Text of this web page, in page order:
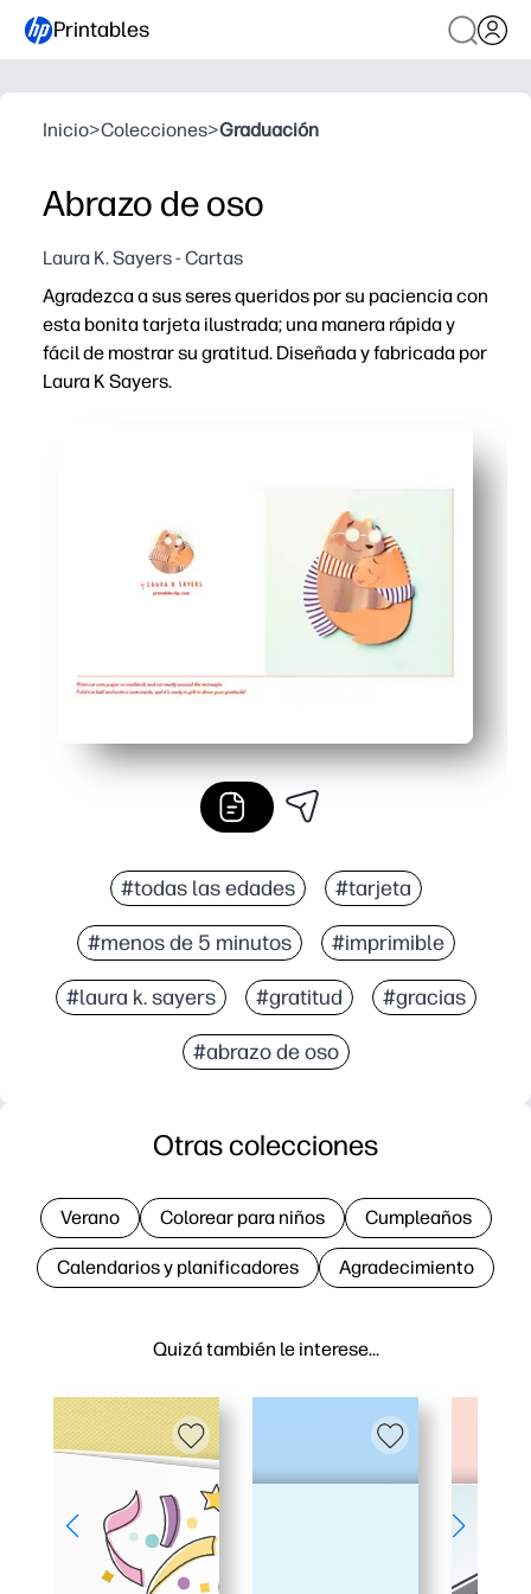
Printables
Inicio>Colecciones>Graduación
Abrazo de oso
Laura K. Sayers - Cartas
Agradezca a sus seres queridos por su paciencia con
esta bonita tarjeta ilustrada; una manera rápida y
fácil de mostrar su gratitud. Diseñada y fabricada por
Laura K Sayers.
Las simpáticas obras de arte de osos hacen las
Imprime en carta estadounidense o A4: espacio libre
#todas las edades #tarjeta
#menos de 5 minutos #imprimible
#laura k. sayers #gratitud #gracias
#abrazo de oso
Quizá también le interese…
Otras colecciones
Verano Colorear para niños Cumpleaños
Calendarios y planificadores Agradecimiento